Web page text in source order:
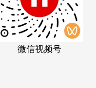
微信视频号